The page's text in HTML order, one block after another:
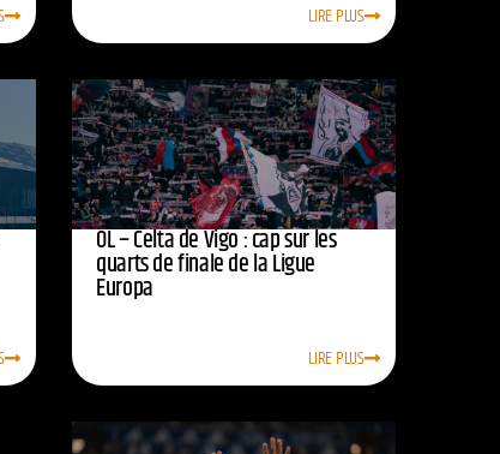
LIRE PLUS
OL – Celta de Vigo : cap sur les
quarts de finale de la Ligue
Europa
LIRE PLUS